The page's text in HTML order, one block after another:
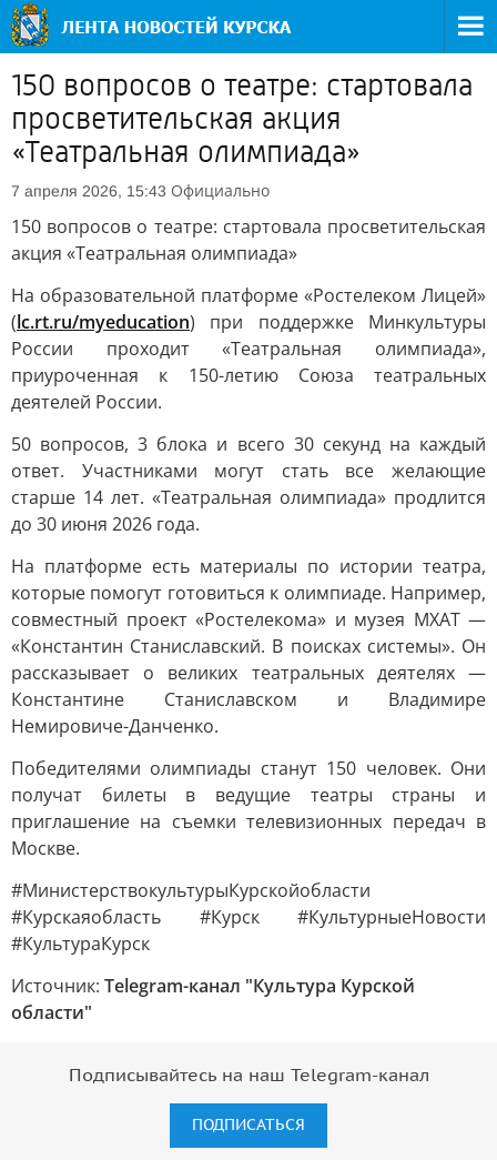
150 вопросов о театре: стартовала
просветительская акция
«Театральная олимпиада»
7 апреля 2026, 15:43 Официально
150 вопросов о театре: стартовала просветительская
акция «Театральная олимпиада»
На образовательной платформе «Ростелеком Лицей»
(lc.rt.ru/myeducation) при поддержке Минкультуры
России проходит «Театральная олимпиада»,
приуроченная к 150-летию Союза театральных
деятелей России.
50 вопросов, 3 блока и всего 30 секунд на каждый
ответ. Участниками могут стать все желающие
старше 14 лет. «Театральная олимпиада» продлится
до 30 июня 2026 года.
На платформе есть материалы по истории театра,
которые помогут готовиться к олимпиаде. Например,
совместный проект «Ростелекома» и музея МХАТ —
«Константин Станиславский. В поисках системы». Он
рассказывает о великих театральных деятелях —
Константине Станиславском и Владимире
Немировиче-Данченко.
Победителями олимпиады станут 150 человек. Они
получат билеты в ведущие театры страны и
приглашение на съемки телевизионных передач в
Москве.
#МинистерствокультурыКурскойобласти
#Курскаяобласть #Курск #КультурныеНовости
#КультураКурск
Источник: Telegram-канал "Культура Курской
области"
Подписывайтесь на наш Telegram-канал
ПОДПИСАТЬСЯ